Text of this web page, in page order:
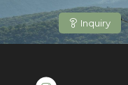
Inquiry